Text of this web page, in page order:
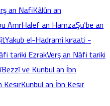
an NafiKâlûn an
AmrHalef an HamzaŞu'be an
Yakub el-Hadramî kıraati -
tariki EzrakVerş an Nâfi tariki
Bezzî ve Kunbul an İbn
KesirKunbul an İbn Kesir